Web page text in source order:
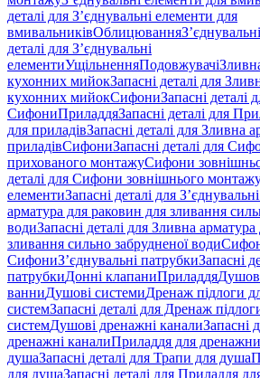
деталі для З’єднувальні елементи для
вмивальниківОблицювання
деталі для З’єднувальні
елементиУщільненняПодовжувачі
кухонних мийокЗапасні деталі для
кухонних мийокСифониЗапасні деталі
СифониПриладдяЗапасні деталі для
для приладівЗапасні деталі для Зливна
приладівСифониЗапасні деталі для
прихованого монтажуСифони
деталі для Сифони зовнішнього
елементиЗапасні деталі для
арматура для раковин для зливання
водиЗапасні деталі для Зливна
зливання сильно забрудненої води
СифониЗ’єднувальні патрубкиЗапасні
патрубкиДонні клапаниПриладдя
ванниДушові системиДренаж підлоги
системЗапасні деталі для Дренаж
системДушові дренажні каналиЗапасні
дренажні каналиПриладдя для
душаЗапасні деталі для Трапи для душа
для душаЗапасні деталі для Приладдя